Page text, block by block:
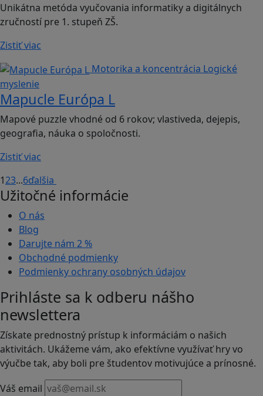
Unikátna metóda vyučovania informatiky a digitálnych
zručností pre 1. stupeň ZŠ.
Zistiť viac
Motorika a koncentrácia Logické
myslenie
Mapucle Európa L
Mapové puzzle vhodné od 6 rokov; vlastiveda, dejepis,
geografia, náuka o spoločnosti.
Zistiť viac
123...6ďalšia
Užitočné informácie
O nás
Blog
Darujte nám 2 %
Obchodné podmienky
Podmienky ochrany osobných údajov
Prihláste sa k odberu nášho
newslettera
Získate prednostný prístup k informáciám o našich
aktivitách. Ukážeme vám, ako efektívne využívať hry vo
výučbe tak, aby boli pre študentov motivujúce a prínosné.
Váš email